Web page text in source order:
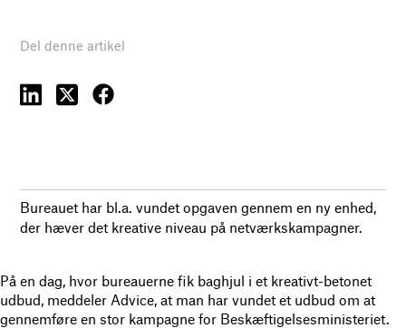
Del denne artikel
Bureauet har bl.a. vundet opgaven gennem en ny enhed,
der hæver det kreative niveau på netværkskampagner.
På en dag, hvor bureauerne fik baghjul i et kreativt-betonet
udbud, meddeler Advice, at man har vundet et udbud om at
gennemføre en stor kampagne for Beskæftigelsesministeriet.